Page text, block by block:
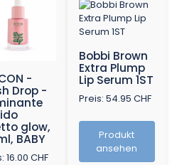
-
Drop -
glow,
BABY
16.00 CHF
Bobbi Brown
Extra Plump
Lip Serum 1ST
Preis: 54.95 CHF
Produkt
ansehen